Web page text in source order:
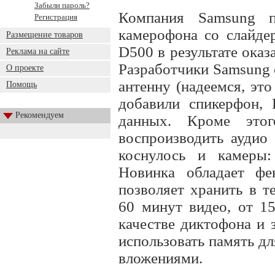
Забыли пароль?
Регистрация
Размещение товаров
Реклама на сайте
О проекте
Помощь
Рекомендуем
Компания Samsung
камерофона со
D500 в результате
Разработчики
антенну (надеемся,
добавили
данных. Кроме
воспроизводить
коснулось и камеры:
Новинка обладает
позволяет хранить в
60 минут видео, от
качестве диктофона и
использовать память
вложениями.